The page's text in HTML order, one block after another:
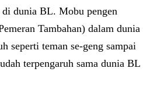
dunia BL. Mobu pengen
Tambahan) dalam dunia
seperti teman se-geng sampai
terpengaruh sama dunia BL